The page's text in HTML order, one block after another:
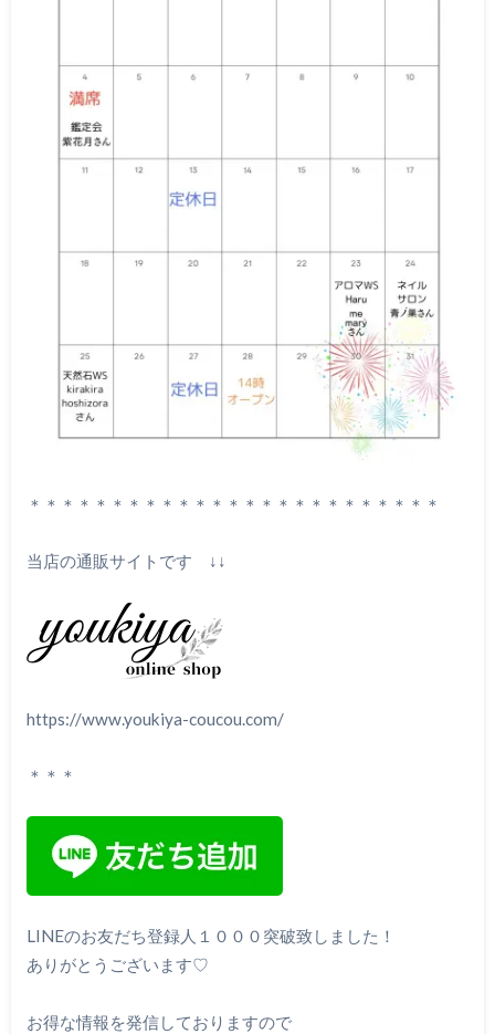
＊＊＊＊＊＊＊＊＊＊＊＊＊＊＊＊＊＊＊＊＊＊＊＊＊
当店の通販サイトです ↓↓
https://www.youkiya-coucou.com/
＊＊＊
LINEのお友だち登録人１０００突破致しました！
ありがとうございます♡
お得な情報を発信しておりますので